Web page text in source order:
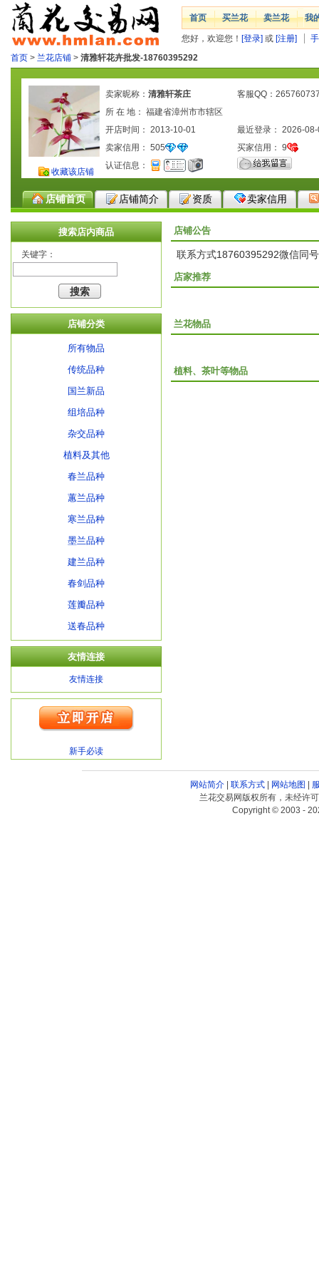
首页 买兰花 卖兰花 我
您好，欢迎您！ [登录] 或 [注册]
首页 > 兰花店铺 > 清雅轩花卉批发-18760395292
收藏该店铺
卖家昵称： 清雅轩茶庄
客服QQ：
所 在 地： 福建省漳州市市辖区
开店时间： 2013-10-01
最近登录： 2026-
卖家信用： 505 买家信用： 9
认证信息：
店铺首页 店铺简介 资质 卖家信用
搜索店内商品
关键字：
店铺分类
所有物品
传统品种
国兰新品
组培品种
杂交品种
植料及其他
春兰品种
蕙兰品种
寒兰品种
墨兰品种
建兰品种
春剑品种
莲瓣品种
送春品种
友情连接
友情连接
新手必读
店铺公告
联系方式18760395292微信同号
店家推荐
兰花物品
植料、茶叶等物品
网站简介| 联系方式| 网站地图 |
兰花交易网版权所有，未经许
Copyright © 2003 -